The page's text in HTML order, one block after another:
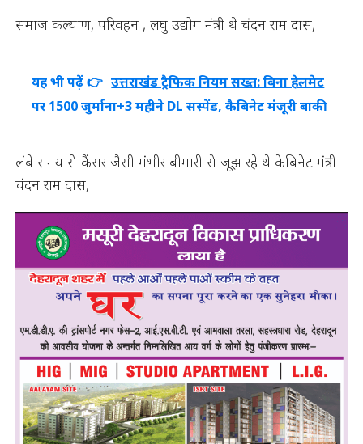
समाज कल्याण, परिवहन , लघु उद्योग मंत्री थे चंदन राम दास,
यह भी पढ़ें 👉 उत्तराखंड ट्रैफिक नियम सख्त: बिना हेलमेट
पर 1500 जुर्माना+3 महीने DL सस्पेंड, कैबिनेट मंजूरी बाकी
लंबे समय से कैंसर जैसी गंभीर बीमारी से जूझ रहे थे केबिनेट मंत्री
चंदन राम दास,